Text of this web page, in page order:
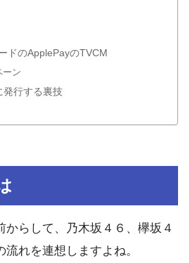
ドのApplePayのTVCM
ーン
発行する裏技
からして、乃木坂４６、欅坂４
れを連想しますよね。